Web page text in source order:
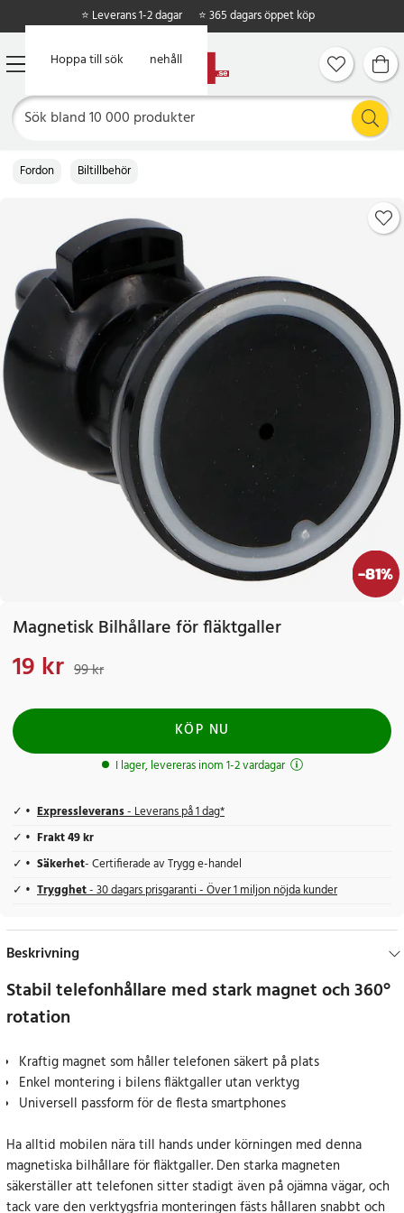
Hoppa till huvudinnehåll
Hoppa till sök
⭐ Leverans 1-2 dagar ⭐ 365 dagars öppet köp
Fordon Biltillbehör
-81%
Magnetisk Bilhållare för fläktgaller
Nuvarande pris
19 kr 99 kr
KÖP NU
I lager, levereras inom 1-2 vardagar
Expressleverans- Leverans på 1 dag*
Frakt 49 kr
Säkerhet- Certifierade av Trygg e-handel
Trygghet- 30 dagars prisgaranti - Över 1 miljon nöjda kunder
Beskrivning
Stabil telefonhållare med stark magnet och 360°
rotation
Kraftig magnet som håller telefonen säkert på plats
Enkel montering i bilens fläktgaller utan verktyg
Universell passform för de flesta smartphones
Ha alltid mobilen nära till hands under körningen med denna
magnetiska bilhållare för fläktgaller. Den starka magneten
säkerställer att telefonen sitter stadigt även på ojämna vägar, och
tack vare den verktygsfria monteringen fästs hållaren snabbt och